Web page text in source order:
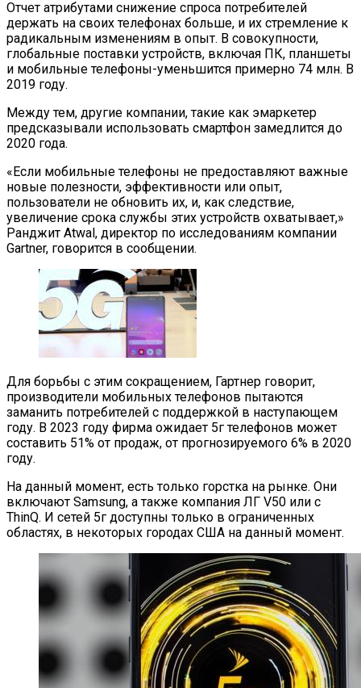
Отчет атрибутами снижение спроса потребителей
держать на своих телефонах больше, и их стремление к
радикальным изменениям в опыт. В совокупности,
глобальные поставки устройств, включая ПК, планшеты
и мобильные телефоны-уменьшится примерно 74 млн. В
2019 году.
Между тем, другие компании, такие как эмаркетер
предсказывали использовать смартфон замедлится до
2020 года.
«Если мобильные телефоны не предоставляют важные
новые полезности, эффективности или опыт,
пользователи не обновить их, и, как следствие,
увеличение срока службы этих устройств охватывает,»
Ранджит Atwal, директор по исследованиям компании
Gartner, говорится в сообщении.
Для борьбы с этим сокращением, Гартнер говорит,
производители мобильных телефонов пытаются
заманить потребителей с поддержкой в наступающем
году. В 2023 году фирма ожидает 5г телефонов может
составить 51% от продаж, от прогнозируемого 6% в 2020
году.
На данный момент, есть только горстка на рынке. Они
включают Samsung, а также компания ЛГ V50 или с
ThinQ. И сетей 5г доступны только в ограниченных
областях, в некоторых городах США на данный момент.